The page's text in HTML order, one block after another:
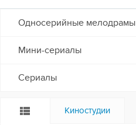
Односерийные мелодрамы
Мини-сериалы
Сериалы
Киностудии